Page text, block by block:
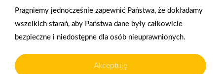
Mrówka Myszków
34 343 02 01, 607 444 559
Pragniemy jednocześnie zapewnić Państwa, że dokładamy
wszelkich starań, aby Państwa dane były całkowicie
bezpieczne i niedostępne dla osób nieuprawnionych.
Akceptuję
korzystania z naszej strony internetowej. Pliki te mogą być
odczytywane przez nasz system oraz systemy zaufanych
partnerów, np. dostawców narzędzi analitycznych.
Do czego wykorzystujemy pliki cookies?
Pliki cookies pomagają nam: